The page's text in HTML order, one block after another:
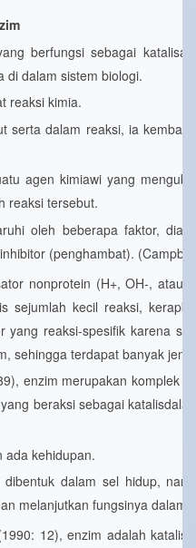
berfungsi sebagai
di dalam sistem biologi.
reaksi kimia.
serta dalam reaksi, ia kembali
agen kimiawi yang
reaksi tersebut.
oleh beberapa faktor,
(penghambat).
nonprotein (H+, OH-, atau
sejumlah kecil reaksi,
yang reaksi-spesifik karena
sehingga terdapat banyak
enzim merupakan komplek
beraksi sebagai
ada kehidupan.
dibentuk dalam sel hidup,
melanjutkan fungsinya dalam
12), enzim adalah